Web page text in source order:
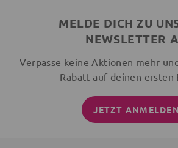
MELDE DICH ZU
NEWSLETTER
Verpasse keine Aktionen mehr
Rabatt auf deinen ersten
JETZT ANMELDEN